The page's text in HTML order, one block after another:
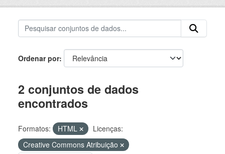
Ordenar por
2 conjuntos de dados
encontrados
Formatos: HTML
Licenças:
Creative Commons Atribuição